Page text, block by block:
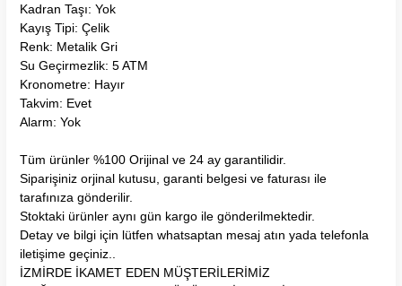
Kadran Taşı: Yok
Kayış Tipi: Çelik
Renk: Metalik Gri
Su Geçirmezlik: 5 ATM
Kronometre: Hayır
Takvim: Evet
Alarm: Yok
Tüm ürünler %100 Orijinal ve 24 ay garantilidir.
Siparişiniz orjinal kutusu, garanti belgesi ve faturası ile
tarafınıza gönderilir.
Stoktaki ürünler aynı gün kargo ile gönderilmektedir.
Detay ve bilgi için lütfen whatsaptan mesaj atın yada telefonla
iletişime geçiniz..
İZMİRDE İKAMET EDEN MÜŞTERİLERİMİZ